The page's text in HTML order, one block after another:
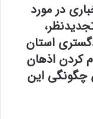
در مورد
استان
کردن اذهان
چگونگی این